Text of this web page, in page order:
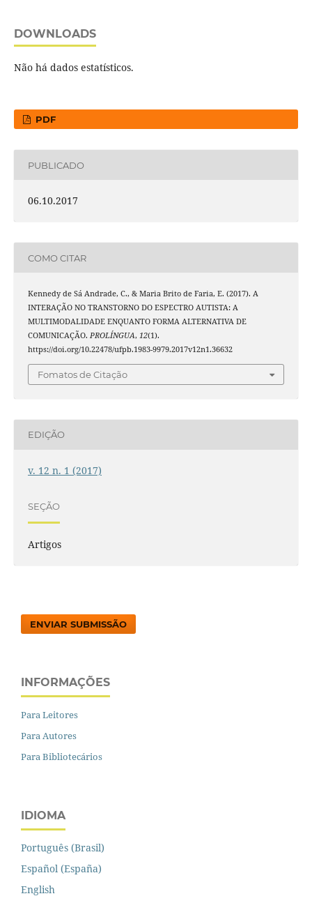
DOWNLOADS
Não há dados estatísticos.
PDF
PUBLICADO
06.10.2017
COMO CITAR
Kennedy de Sá Andrade, C., & Maria Brito de Faria, E. (2017). A
INTERAÇÃO NO TRANSTORNO DO ESPECTRO AUTISTA: A
MULTIMODALIDADE ENQUANTO FORMA ALTERNATIVA DE
COMUNICAÇÃO. PROLÍNGUA, 12(1).
https://doi.org/10.22478/ufpb.1983-9979.2017v12n1.36632
Fomatos de Citação
EDIÇÃO
v. 12 n. 1 (2017)
SEÇÃO
Artigos
ENVIAR SUBMISSÃO
INFORMAÇÕES
Para Leitores
Para Autores
Para Bibliotecários
IDIOMA
Português (Brasil)
Español (España)
English